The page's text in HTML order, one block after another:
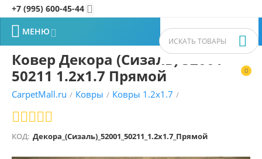
+7 (995) 600-45-44 
0


 МЕНЮ
Ковер Декора (Сизаль) 52001
50211 1.2x1.7 Прямой
CarpetMall.ru / Ковры / Ковры 1.2x1.7 /
КОД: Декора_(Сизаль)_52001_50211_1.2x1.7_Прямой